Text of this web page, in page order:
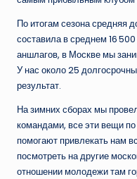
По итогам сезона средняя
составила в среднем 16
аншлагов, в Москве мы
У нас около 25
результат.
На зимних сборах мы
командами, все эти вещи
помогают привлекать нам
посмотреть на другие
отношении молодежи там